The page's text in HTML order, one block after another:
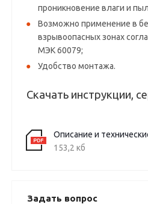
проникновение влаги и
Возможно применение в
взрывоопасных зонах
МЭК 60079;
Удобство монтажа.
Скачать инструкции,
Описание и
153,2 кб
Задать вопрос